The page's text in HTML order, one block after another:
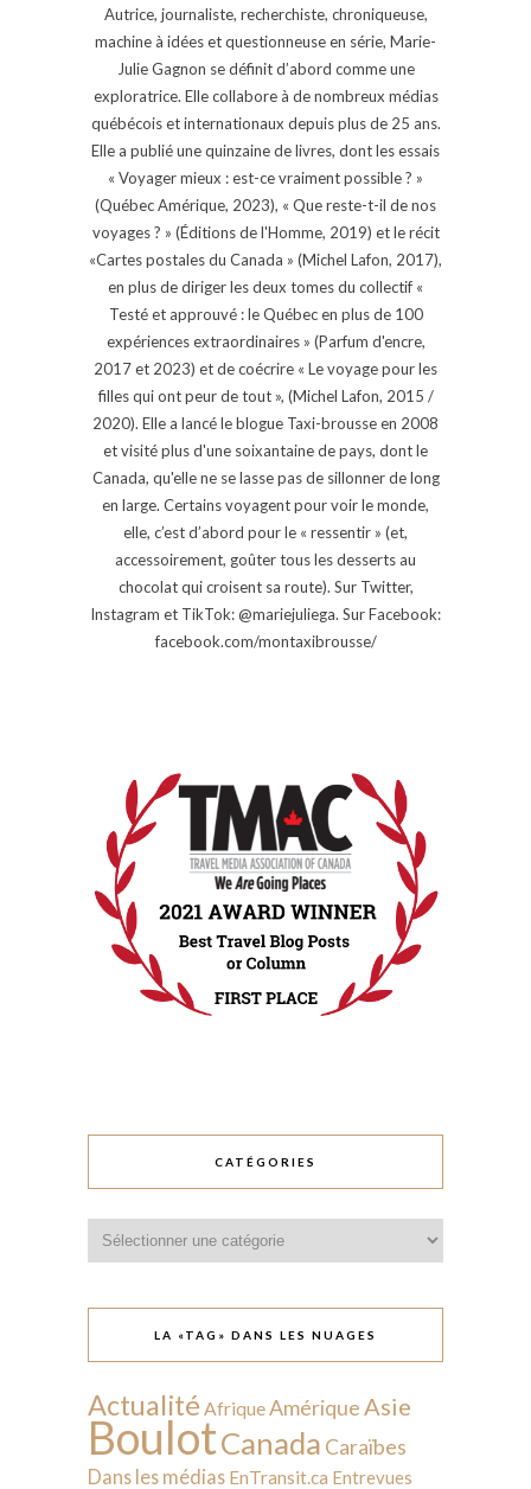
Autrice, journaliste, recherchiste, chroniqueuse,
machine à idées et questionneuse en série, Marie-
Julie Gagnon se définit d’abord comme une
exploratrice. Elle collabore à de nombreux médias
québécois et internationaux depuis plus de 25 ans.
Elle a publié une quinzaine de livres, dont les essais
« Voyager mieux : est-ce vraiment possible ? »
(Québec Amérique, 2023), « Que reste-t-il de nos
voyages ? » (Éditions de l'Homme, 2019) et le récit
«Cartes postales du Canada » (Michel Lafon, 2017),
en plus de diriger les deux tomes du collectif «
Testé et approuvé : le Québec en plus de 100
expériences extraordinaires » (Parfum d'encre,
2017 et 2023) et de coécrire « Le voyage pour les
filles qui ont peur de tout », (Michel Lafon, 2015 /
2020). Elle a lancé le blogue Taxi-brousse en 2008
et visité plus d'une soixantaine de pays, dont le
Canada, qu'elle ne se lasse pas de sillonner de long
en large. Certains voyagent pour voir le monde,
elle, c’est d’abord pour le « ressentir » (et,
accessoirement, goûter tous les desserts au
chocolat qui croisent sa route). Sur Twitter,
Instagram et TikTok: @mariejuliega. Sur Facebook:
facebook.com/montaxibrousse/
CATÉGORIES
LA «TAG» DANS LES NUAGES
Actualité AfriqueAmérique Asie
BoulotCanada Caraïbes
Dans les médias EnTransit.ca Entrevues